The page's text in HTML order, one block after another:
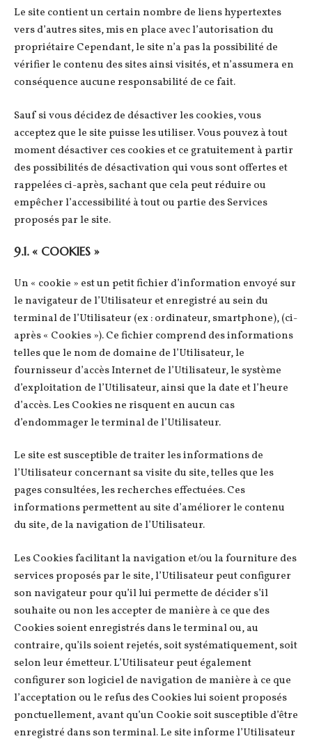
Le site contient un certain nombre de liens hypertextes
vers d’autres sites, mis en place avec l’autorisation du
propriétaire Cependant, le site n’a pas la possibilité de
vérifier le contenu des sites ainsi visités, et n’assumera en
conséquence aucune responsabilité de ce fait.
Sauf si vous décidez de désactiver les cookies, vous
acceptez que le site puisse les utiliser. Vous pouvez à tout
moment désactiver ces cookies et ce gratuitement à partir
des possibilités de désactivation qui vous sont offertes et
rappelées ci-après, sachant que cela peut réduire ou
empêcher l’accessibilité à tout ou partie des Services
proposés par le site.
9.1. « COOKIES »
Un « cookie » est un petit fichier d’information envoyé sur
le navigateur de l’Utilisateur et enregistré au sein du
terminal de l’Utilisateur (ex : ordinateur, smartphone), (ci-
après « Cookies »). Ce fichier comprend des informations
telles que le nom de domaine de l’Utilisateur, le
fournisseur d’accès Internet de l’Utilisateur, le système
d’exploitation de l’Utilisateur, ainsi que la date et l’heure
d’accès. Les Cookies ne risquent en aucun cas
d’endommager le terminal de l’Utilisateur.
Le site est susceptible de traiter les informations de
l’Utilisateur concernant sa visite du site, telles que les
pages consultées, les recherches effectuées. Ces
informations permettent au site d’améliorer le contenu
du site, de la navigation de l’Utilisateur.
Les Cookies facilitant la navigation et/ou la fourniture des
services proposés par le site, l’Utilisateur peut configurer
son navigateur pour qu’il lui permette de décider s’il
souhaite ou non les accepter de manière à ce que des
Cookies soient enregistrés dans le terminal ou, au
contraire, qu’ils soient rejetés, soit systématiquement, soit
selon leur émetteur. L’Utilisateur peut également
configurer son logiciel de navigation de manière à ce que
l’acceptation ou le refus des Cookies lui soient proposés
ponctuellement, avant qu’un Cookie soit susceptible d’être
enregistré dans son terminal. Le site informe l’Utilisateur